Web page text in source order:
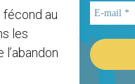
fécond au
les